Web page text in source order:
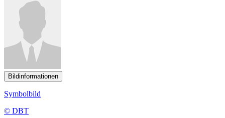
Bildinformationen
Symbolbild
© DBT